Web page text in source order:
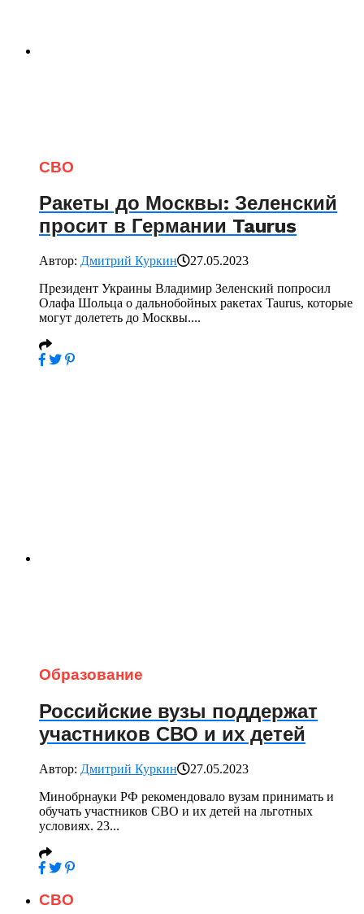
СВО
Ракеты до Москвы: Зеленский
просит в Германии Taurus
Автор: Дмитрий Куркин
27.05.2023
Президент Украины Владимир Зеленский попросил
Олафа Шольца о дальнобойных ракетах Taurus, которые
могут долететь до Москвы....
Образование
Российские вузы поддержат
участников СВО и их детей
Автор: Дмитрий Куркин
27.05.2023
Минобрнауки РФ рекомендовало вузам принимать и
обучать участников СВО и их детей на льготных
условиях. 23...
СВО